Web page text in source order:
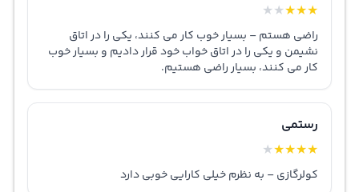
★
★
★
★
★
راضی هستم – بسیار خوب کار می کنند، یکی را در اتاق
نشیمن و یکی را در اتاق خواب خود قرار دادیم و بسیار خوب
کار می کنند، بسیار راضی هستیم.
رستمی
★
★
★
★
★
کولرگازی – به نظرم خیلی کارایی خوبی دارد